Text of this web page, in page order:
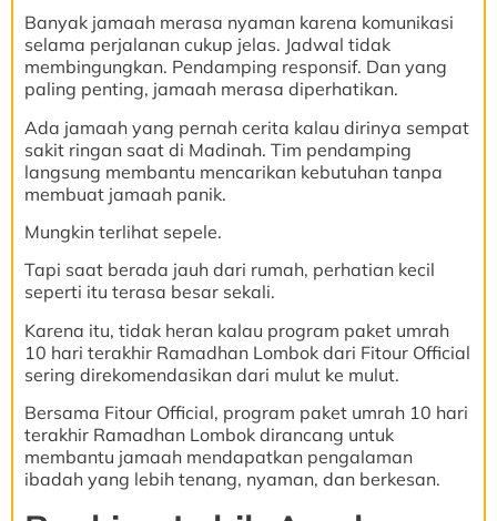
Banyak jamaah merasa nyaman karena komunikasi
selama perjalanan cukup jelas. Jadwal tidak
membingungkan. Pendamping responsif. Dan yang
paling penting, jamaah merasa diperhatikan.
Ada jamaah yang pernah cerita kalau dirinya sempat
sakit ringan saat di Madinah. Tim pendamping
langsung membantu mencarikan kebutuhan tanpa
membuat jamaah panik.
Mungkin terlihat sepele.
Tapi saat berada jauh dari rumah, perhatian kecil
seperti itu terasa besar sekali.
Karena itu, tidak heran kalau program paket umrah
10 hari terakhir Ramadhan Lombok dari Fitour Official
sering direkomendasikan dari mulut ke mulut.
Bersama Fitour Official, program paket umrah 10 hari
terakhir Ramadhan Lombok dirancang untuk
membantu jamaah mendapatkan pengalaman
ibadah yang lebih tenang, nyaman, dan berkesan.